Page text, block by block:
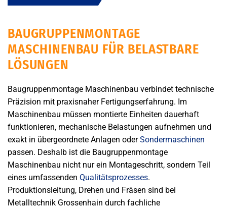
BAUGRUPPENMONTAGE
MASCHINENBAU FÜR BELASTBARE
LÖSUNGEN
Baugruppenmontage Maschinenbau verbindet technische
Präzision mit praxisnaher Fertigungserfahrung. Im
Maschinenbau müssen montierte Einheiten dauerhaft
funktionieren, mechanische Belastungen aufnehmen und
exakt in übergeordnete Anlagen oderSondermaschinen
passen. Deshalb ist die Baugruppenmontage
Maschinenbau nicht nur ein Montageschritt, sondern Teil
eines umfassenden Qualitätsprozesses.
Produktionsleitung, Drehen und Fräsen sind bei
Metalltechnik Grossenhain durch fachliche